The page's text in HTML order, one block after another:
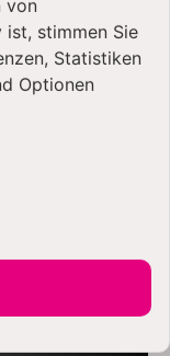
von
ist, stimmen Sie
Statistiken
Optionen